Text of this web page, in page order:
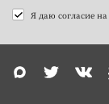
Я даю согласие на